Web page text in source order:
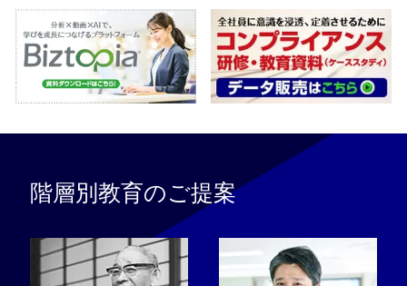
階層別教育のご提案